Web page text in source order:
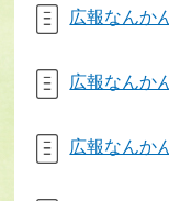
広報なんか
広報なんか
広報なんか